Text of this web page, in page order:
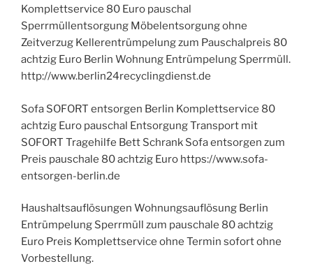
Komplettservice 80 Euro pauschal
Sperrmüllentsorgung Möbelentsorgung ohne
Zeitverzug Kellerentrümpelung zum Pauschalpreis 80
achtzig Euro Berlin Wohnung Entrümpelung Sperrmüll.
http://www.berlin24recyclingdienst.de
Sofa SOFORT entsorgen Berlin Komplettservice 80
achtzig Euro pauschal Entsorgung Transport mit
SOFORT Tragehilfe Bett Schrank Sofa entsorgen zum
Preis pauschale 80 achtzig Euro https://www.sofa-
entsorgen-berlin.de
Haushaltsauflösungen Wohnungsauflösung Berlin
Entrümpelung Sperrmüll zum pauschale 80 achtzig
Euro Preis Komplettservice ohne Termin sofort ohne
Vorbestellung.